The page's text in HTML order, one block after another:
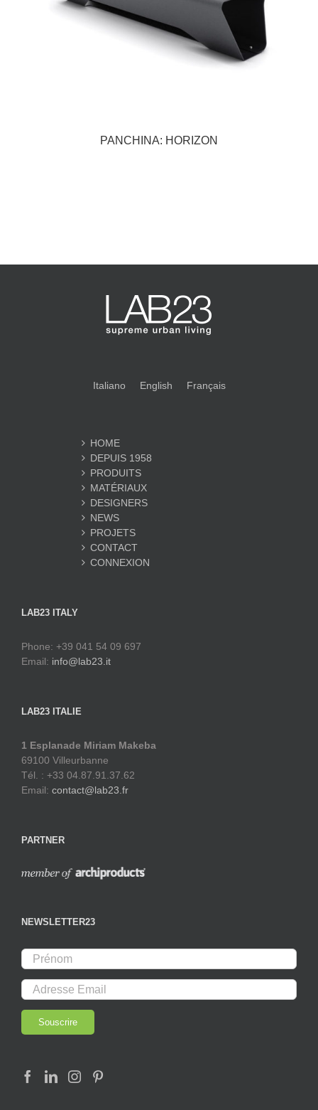
PANCHINA: HORIZON
Italiano English Français
HOME
DEPUIS 1958
PRODUITS
MATÉRIAUX
DESIGNERS
NEWS
PROJETS
CONTACT
CONNEXION
LAB23 ITALY
Phone: +39 041 54 09 697
Email: info@lab23.it
LAB23 ITALIE
1 Esplanade Miriam Makeba
69100 Villeurbanne
Tél. : +33 04.87.91.37.62
Email: contact@lab23.fr
PARTNER
NEWSLETTER23